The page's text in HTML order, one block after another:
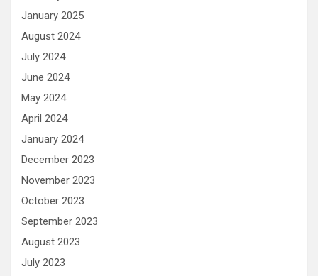
January 2025
August 2024
July 2024
June 2024
May 2024
April 2024
January 2024
December 2023
November 2023
October 2023
September 2023
August 2023
July 2023